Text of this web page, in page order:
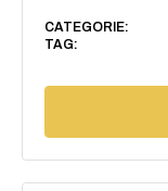
CATEGORIE:
TAG: